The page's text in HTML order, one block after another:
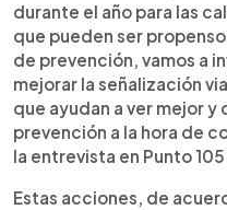
durante el año para las
que pueden ser
de prevención, vamos a
mejorar la señalización
que ayudan a ver mejor y
prevención a la hora de
la entrevista en Punto
Estas acciones, de